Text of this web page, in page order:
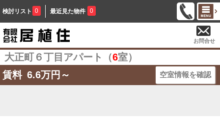
検討リスト 0 最近見た物件 0
お問合せ
大正町６丁目アパート（6室）
賃料 6.6万円～ 空室情報を確認